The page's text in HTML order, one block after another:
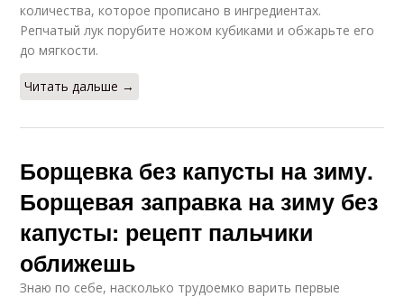
количества, которое прописано в ингредиентах.
Репчатый лук порубите ножом кубиками и обжарьте его
до мягкости.
Читать дальше →
Борщевка без капусты на зиму.
Борщевая заправка на зиму без
капусты: рецепт пальчики
оближешь
Знаю по себе, насколько трудоемко варить первые